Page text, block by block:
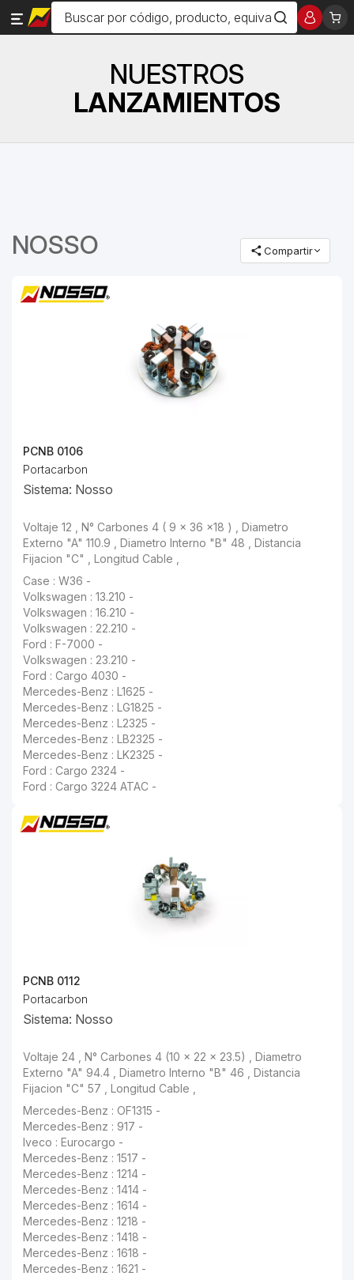
NUESTROS
LANZAMIENTOS
NOSSO Compartir
PCNB 0106
Portacarbon
Sistema: Nosso
Voltaje 12 , N° Carbones 4 ( 9 x 36 x18 ) , Diametro Externo "A" 110.9 , Diametro Interno "B" 48 , Distancia Fijacion "C" , Longitud Cable ,
Case : W36 -
Volkswagen : 13.210 -
Volkswagen : 16.210 -
Volkswagen : 22.210 -
Ford : F-7000 -
Volkswagen : 23.210 -
Ford : Cargo 4030 -
Mercedes-Benz : L1625 -
Mercedes-Benz : LG1825 -
Mercedes-Benz : L2325 -
Mercedes-Benz : LB2325 -
Mercedes-Benz : LK2325 -
Ford : Cargo 2324 -
Ford : Cargo 3224 ATAC -
PCNB 0112
Portacarbon
Sistema: Nosso
Voltaje 24 , N° Carbones 4 (10 x 22 x 23.5) , Diametro Externo "A" 94.4 , Diametro Interno "B" 46 , Distancia Fijacion "C" 57 , Longitud Cable ,
Mercedes-Benz : OF1315 -
Mercedes-Benz : 917 -
Iveco : Eurocargo -
Mercedes-Benz : 1517 -
Mercedes-Benz : 1214 -
Mercedes-Benz : 1414 -
Mercedes-Benz : 1614 -
Mercedes-Benz : 1218 -
Mercedes-Benz : 1418 -
Mercedes-Benz : 1618 -
Mercedes-Benz : 1621 -